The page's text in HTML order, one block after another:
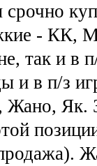
- КК,
так и в
и в п/з
Як.